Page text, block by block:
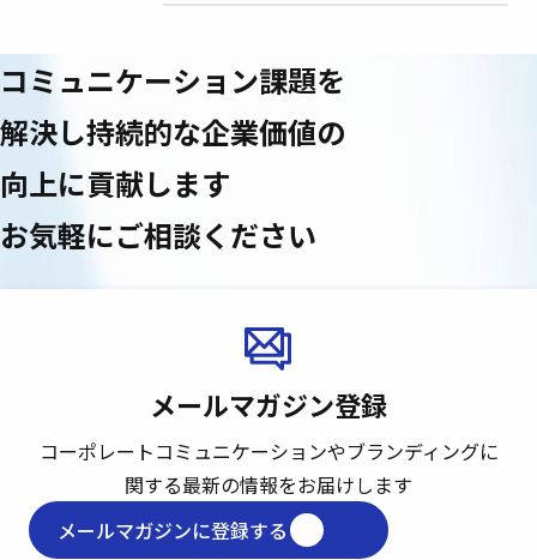
コミュニケーション課題を
解決し持続的な企業価値の
向上に貢献します
お気軽にご相談ください
メールマガジン登録
コーポレートコミュニケーションやブランディングに
関する最新の情報をお届けします
メールマガジンに登録する